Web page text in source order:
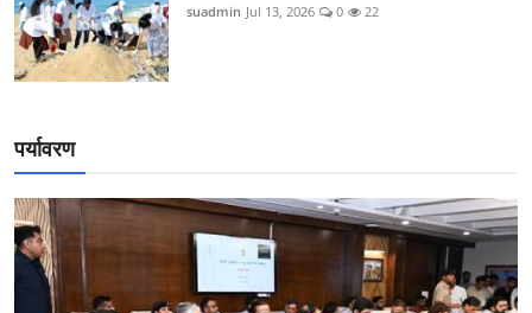
suadmin Jul 13, 2026 0 22
पर्यावरण